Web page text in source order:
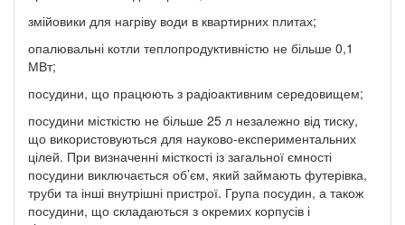
змійовики для нагріву води в квартирних плитах;
опалювальні котли теплопродуктивністю не більше 0,1
МВт;
посудини, що працюють з радіоактивним середовищем;
посудини місткістю не більше 25 л незалежно від тиску,
що використовуються для науково-експериментальних
цілей. При визначенні місткості із загальної ємності
посудини виключається об’єм, який займають футерівка,
труби та інші внутрішні пристрої. Група посудин, а також
посудини, що складаються з окремих корпусів і